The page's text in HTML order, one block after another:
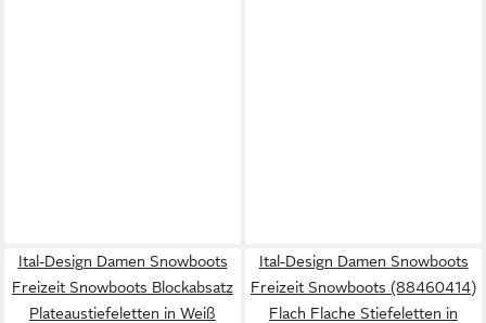
Ital-Design Damen Snowboots
Freizeit Snowboots Blockabsatz
Plateaustiefeletten in Weiß
Ital-Design Damen Snowboots
Freizeit Snowboots (88460414)
Flach Flache Stiefeletten in